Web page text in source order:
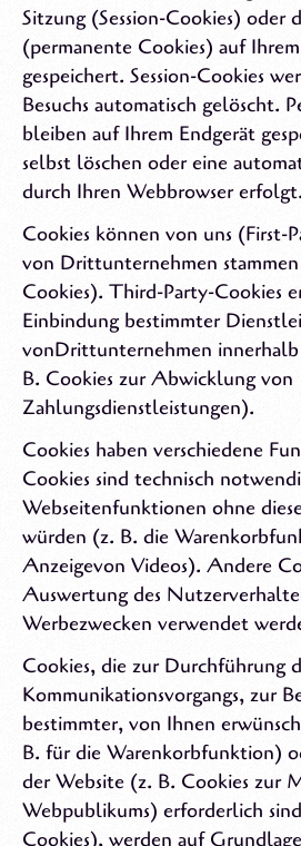
Sitzung (Session-Cookies) oder
(permanente Cookies) auf
gespeichert. Session-Cookies
Besuchs automatisch gelöscht.
bleiben auf Ihrem Endgerät
selbst löschen oder eine
durch Ihren Webbrowser erfolgt.
Cookies können von uns (First-
von Drittunternehmen
Cookies). Third-Party-Cookies
Einbindung bestimmter
vonDrittunternehmen
B. Cookies zur Abwicklung von
Zahlungsdienstleistungen).
Cookies haben verschiedene
Cookies sind technisch
Webseitenfunktionen ohne
würden (z. B. die
Anzeigevon Videos). Andere
Auswertung des
Werbezwecken verwendet
Cookies, die zur Durchführung
Kommunikationsvorgangs, zur
bestimmter, von Ihnen
B. für die Warenkorbfunktion)
der Website (z. B. Cookies zur
Webpublikums) erforderlich
Cookies), werden auf